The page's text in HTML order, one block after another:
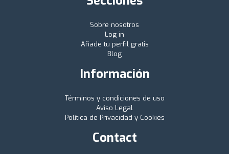
Sobre nosotros
Log in
Añade tu perfil gratis
Blog
Información
Términos y condiciones de uso
Aviso Legal
Política de Privacidad y Cookies
Contact